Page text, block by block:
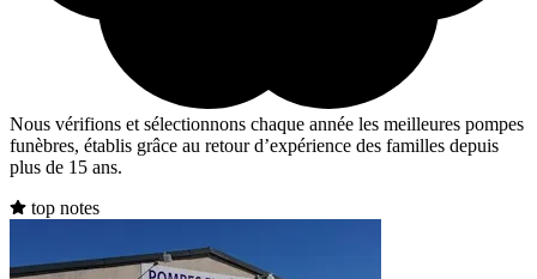
Nous vérifions et sélectionnons chaque année les meilleures pompes
funèbres, établis grâce au retour d’expérience des familles depuis
plus de 15 ans.
top notes